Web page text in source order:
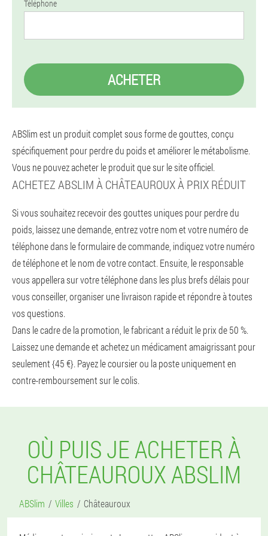
Téléphone
ACHETER
ABSlim est un produit complet sous forme de gouttes, conçu
spécifiquement pour perdre du poids et améliorer le métabolisme.
Vous ne pouvez acheter le produit que sur le site officiel.
ACHETEZ ABSLIM À CHÂTEAUROUX À PRIX RÉDUIT
Si vous souhaitez recevoir des gouttes uniques pour perdre du
poids, laissez une demande, entrez votre nom et votre numéro de
téléphone dans le formulaire de commande, indiquez votre numéro
de téléphone et le nom de votre contact. Ensuite, le responsable
vous appellera sur votre téléphone dans les plus brefs délais pour
vous conseiller, organiser une livraison rapide et répondre à toutes
vos questions.
Dans le cadre de la promotion, le fabricant a réduit le prix de 50 %.
Laissez une demande et achetez un médicament amaigrissant pour
seulement {45 €}. Payez le coursier ou la poste uniquement en
contre-remboursement sur le colis.
OÙ PUIS JE ACHETER À
CHÂTEAUROUX ABSLIM
ABSlim Villes Châteauroux